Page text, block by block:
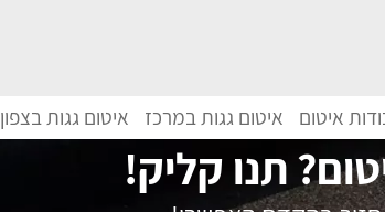
איטום איטום גגות במרכז איטום גגות בצפון
תנו קליק!